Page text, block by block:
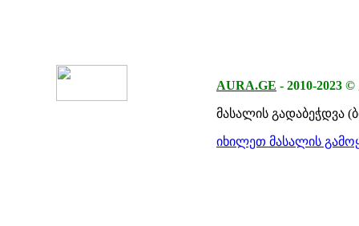
AURA.GE - 2010-2023 ©
მასალის გადაბეჭდვა
იხილეთ მასალის